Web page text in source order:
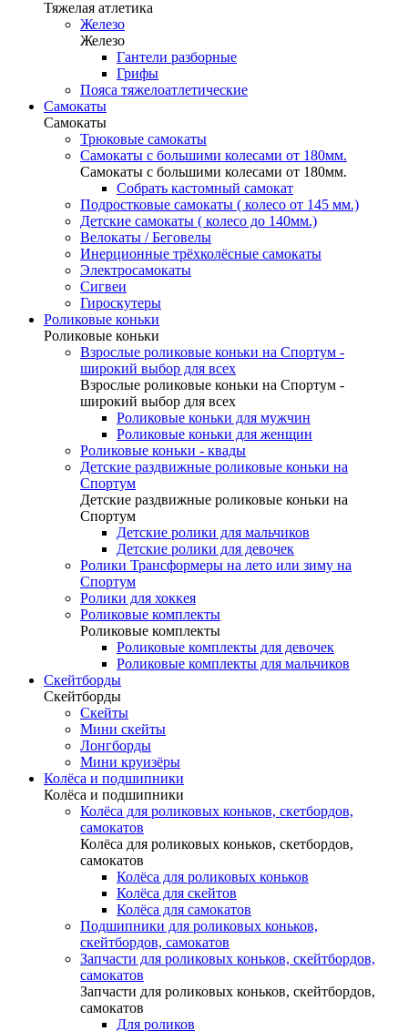
Тяжелая атлетика
Железо
Железо
Гантели разборные
Грифы
Пояса тяжелоатлетические
Самокаты
Самокаты
Трюковые самокаты
Самокаты с большими колесами от 180мм.
Самокаты с большими колесами от 180мм.
Собрать кастомный самокат
Подростковые самокаты ( колесо от 145 мм.)
Детские самокаты ( колесо до 140мм.)
Велокаты / Беговелы
Инерционные трёхколёсные самокаты
Электросамокаты
Сигвеи
Гироскутеры
Роликовые коньки
Роликовые коньки
Взрослые роликовые коньки на Спортум -
широкий выбор для всех
Взрослые роликовые коньки на Спортум -
широкий выбор для всех
Роликовые коньки для мужчин
Роликовые коньки для женщин
Роликовые коньки - квады
Детские раздвижные роликовые коньки на
Спортум
Детские раздвижные роликовые коньки на
Спортум
Детские ролики для мальчиков
Детские ролики для девочек
Ролики Трансформеры на лето или зиму на
Спортум
Ролики для хоккея
Роликовые комплекты
Роликовые комплекты
Роликовые комплекты для девочек
Роликовые комплекты для мальчиков
Скейтборды
Скейтборды
Скейты
Мини скейты
Лонгборды
Мини круизёры
Колёса и подшипники
Колёса и подшипники
Колёса для роликовых коньков, скетбордов,
самокатов
Колёса для роликовых коньков, скетбордов,
самокатов
Колёса для роликовых коньков
Колёса для скейтов
Колёса для самокатов
Подшипники для роликовых коньков,
скейтбордов, самокатов
Запчасти для роликовых коньков, скейтбордов,
самокатов
Запчасти для роликовых коньков, скейтбордов,
самокатов
Для роликов